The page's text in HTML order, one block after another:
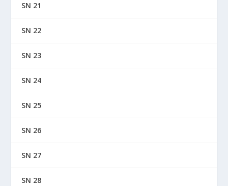
SN 21
SN 22
SN 23
SN 24
SN 25
SN 26
SN 27
SN 28